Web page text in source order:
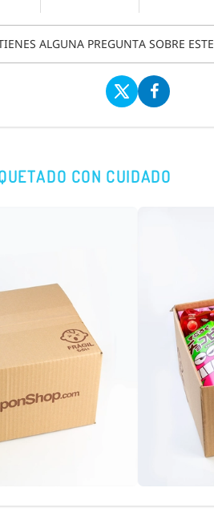
ALGUNA PREGUNTA SOBRE
CON CUIDADO